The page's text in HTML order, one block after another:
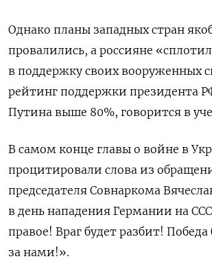
Однако планы западных стран
провалились, а россияне
в поддержку своих вооруженных
рейтинг поддержки президента
Путина выше 80%, говорится в
В самом конце главы о войне в
процитировали слова из
председателя Совнаркома
в день нападения Германии на
правое! Враг будет разбит! Победа
за нами!».